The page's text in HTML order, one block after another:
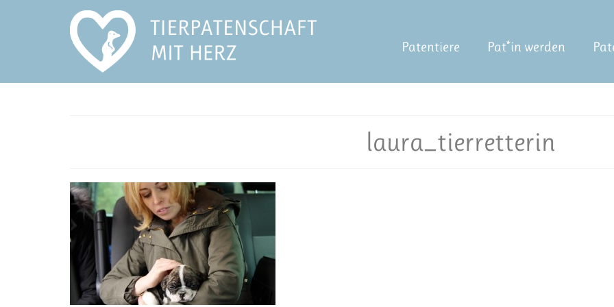
Patentiere Pat*in werden
laura_tierretterin